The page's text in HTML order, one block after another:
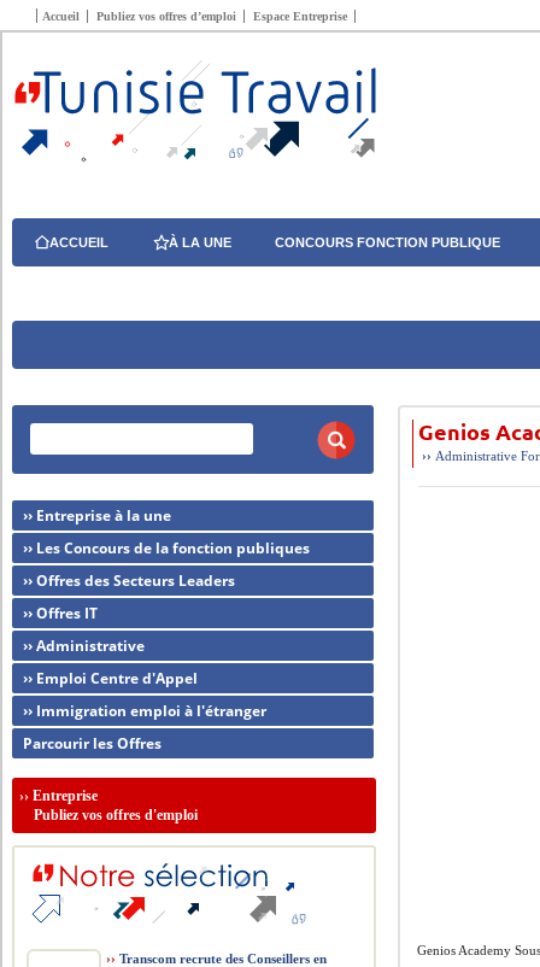
Accueil Publiez vos offres d’emploi Espace Entreprise
ACCUEIL À LA UNE CONCOURS FONCTION PUBLIQUE
Genios
›› Administrative
Genios Academy
›› Entreprise à la une
›› Les Concours de la fonction publiques
›› Offres des Secteurs Leaders
›› Offres IT
›› Administrative
›› Emploi Centre d'Appel
›› Immigration emploi à l'étranger
Parcourir les Offres
››Entreprise
Publiez vos offres d'emploi
›› Transcom recrute des Conseillers en